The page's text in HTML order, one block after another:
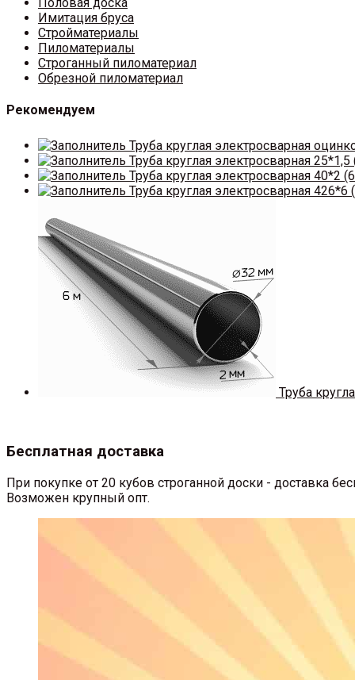
Имитация бруса
Стройматериалы
Пиломатериалы
Строганный пиломатериал
Обрезной пиломатериал
Рекомендуем
Труба круглая электросварная
Труба круглая электросварная
Труба круглая электросварная 40*2
Труба круглая электросварная 426*6
Труба
Бесплатная доставка
При покупке от 20 кубов строганной доски - доставка
Возможен крупный опт.